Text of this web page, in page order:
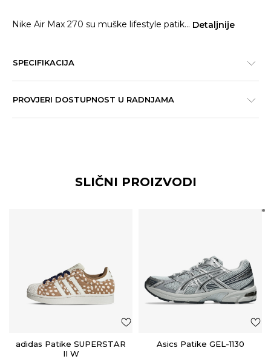
Nike Air Max 270 su muške lifestyle patik... Detaljnije
SPECIFIKACIJA
PROVJERI DOSTUPNOST U RADNJAMA
SLIČNI PROIZVODI
adidas Patike SUPERSTAR
II W
Asics Patike GEL-1130